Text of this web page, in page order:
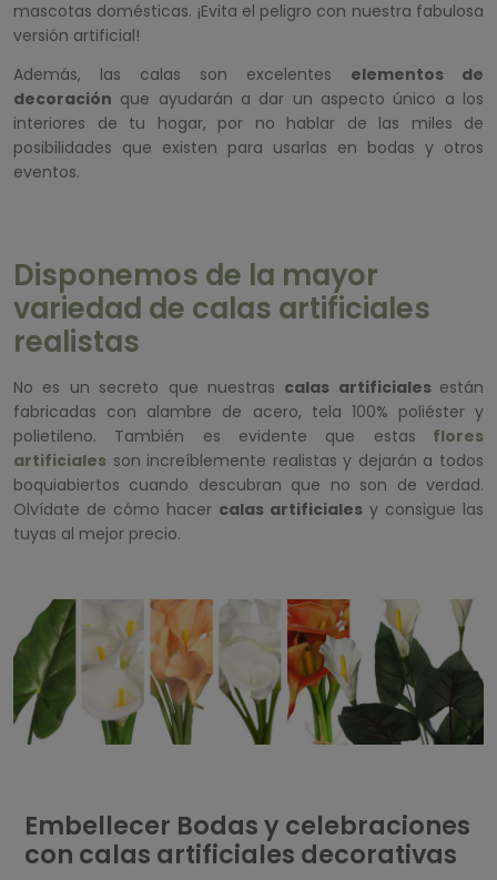
mascotas domésticas. ¡Evita el peligro con nuestra fabulosa
versión artificial!
Además, las calas son excelentes elementos de
decoración que ayudarán a dar un aspecto único a los
interiores de tu hogar, por no hablar de las miles de
posibilidades que existen para usarlas en bodas y otros
eventos.
Disponemos de la mayor
variedad de calas artificiales
realistas
No es un secreto que nuestras calas artificiales están
fabricadas con alambre de acero, tela 100% poliéster y
polietileno. También es evidente que estas
flores
artificiales son increíblemente realistas y dejarán a todos
boquiabiertos cuando descubran que no son de verdad.
Olvídate de cómo hacer calas artificiales y consigue las
tuyas al mejor precio.
Embellecer Bodas y celebraciones
con calas artificiales decorativas